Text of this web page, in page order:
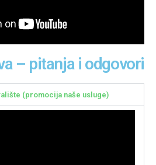
– pitanja i odgovori
(promocija naše usluge)